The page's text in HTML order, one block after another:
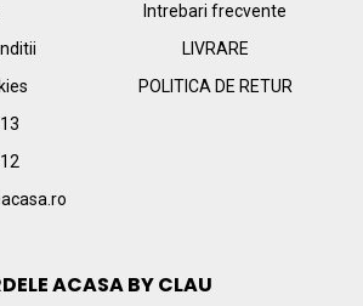
Intrebari frecvente
LIVRARE
POLITICA DE RETUR
ACASA BY CLAU